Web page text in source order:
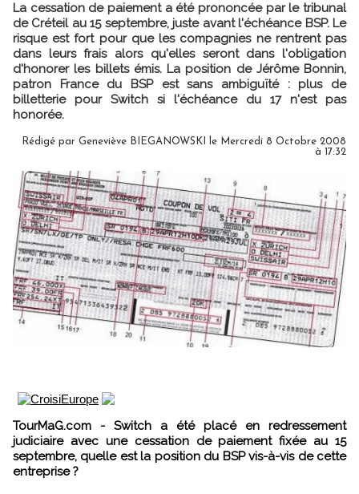
La cessation de paiement a été prononcée par le tribunal
de Créteil au 15 septembre, juste avant l'échéance BSP. Le
risque est fort pour que les compagnies ne rentrent pas
dans leurs frais alors qu'elles seront dans l'obligation
d'honorer les billets émis. La position de Jérôme Bonnin,
patron France du BSP est sans ambiguïté : plus de
billetterie pour Switch si l'échéance du 17 n'est pas
honorée.
Rédigé par Geneviève BIEGANOWSKI le Mercredi 8 Octobre 2008
à 17:32
TourMaG.com - Switch a été placé en redressement
judiciaire avec une cessation de paiement fixée au 15
septembre, quelle est la position du BSP vis-à-vis de cette
entreprise ?